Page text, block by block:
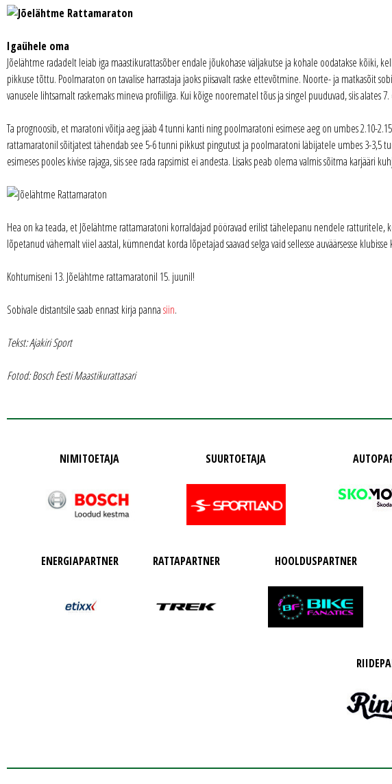
Igaühele oma
Jõelähtme radadelt leiab iga maastikurattasõber endale jõukohase väljakutse ja kohale oodatakse kõiki,
pikkuse tõttu. Poolmaraton on tavalise harrastaja jaoks piisavalt raske ettevõtmine. Noorte- ja matkasõit
vanusele lihtsamalt raskemaks mineva profiiliga. Kui kõige noorematel tõus ja singel puuduvad, siis alates
Ta prognoosib, et maratoni võitja aeg jääb 4 tunni kanti ning poolmaratoni esimese aeg on umbes 2.10-
rattamaratonil sõitjatest tähendab see 5-6 tunni pikkust pingutust ja poolmaratoni läbijatele umbes 3-3,5
esimeses pooles kivise rajaga, siis see rada rapsimist ei andesta. Lisaks peab olema valmis sõitma
Hea on ka teada, et Jõelähtme rattamaratoni korraldajad pööravad erilist tähelepanu nendele
lõpetanud vähemalt viiel aastal, kümnendat korda lõpetajad saavad selga vaid sellesse auväärsesse
Kohtumiseni 13. Jõelähtme rattamaratonil 15. juunil!
Sobivale distantsile saab ennast kirja pannasiin.
Tekst: Ajakiri Sport
Fotod: Bosch Eesti Maastikurattasari
NIMITOETAJA SUURTOETAJA
ENERGIAPARTNER RATTAPARTNER HOOLDUSPARTNER